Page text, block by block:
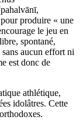
produire « une
le jeu en
spontané,
aucun effort ni
est donc de
athlétique,
idolâtres. Cette